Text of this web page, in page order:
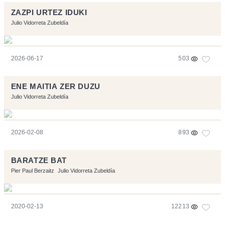
ZAZPI URTEZ IDUKI
Julio Vidorreta Zubeldía
2026-06-17 503
ENE MAITIA ZER DUZU
Julio Vidorreta Zubeldía
2026-02-08 893
BARATZE BAT
Pier Paul Berzaitz Julio Vidorreta Zubeldía
2020-02-13 12213